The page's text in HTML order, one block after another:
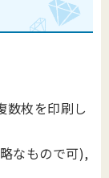
数枚を印刷し
なもので可),